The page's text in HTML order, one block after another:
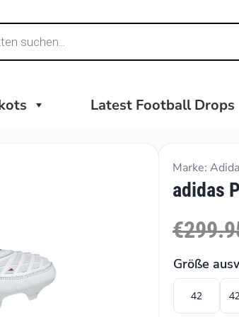
Latest Football Drops
Marke:
adidas
Größe
42